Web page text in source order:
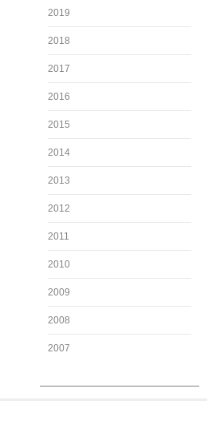
2019
2018
2017
2016
2015
2014
2013
2012
2011
2010
2009
2008
2007